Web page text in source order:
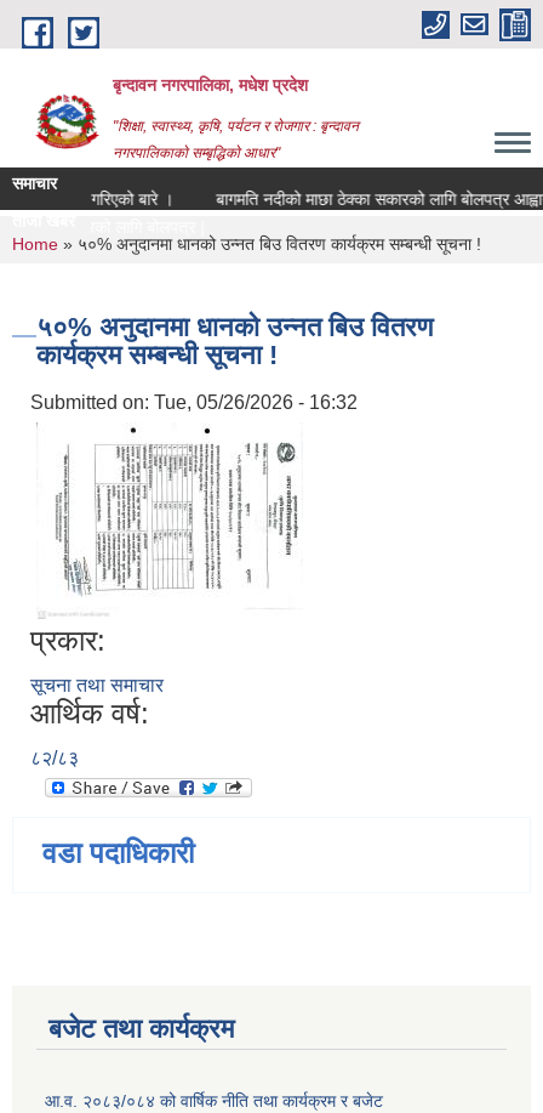
Skip to main content
बृन्दावन नगरपालिका, मधेश प्रदेश
"शिक्षा, स्वास्थ्य, कृषि, पर्यटन र रोजगार : बृन्दावन
नगरपालिकाको सम्बृद्धिको आधार"
समाचार
गरिएको बारे ।
बागमति नदीको माछा ठेक्का सकारको लागि बोलपत्र
You are here
Home » ५०% अनुदानमा धानको उन्नत बिउ वितरण कार्यक्रम सम्बन्धी सूचना !
५०% अनुदानमा धानको उन्नत बिउ वितरण
कार्यक्रम सम्बन्धी सूचना !
Submitted on: Tue, 05/26/2026 - 16:32
प्रकार:
सूचना तथा समाचार
आर्थिक वर्ष:
८२/८३
वडा पदाधिकारी
बजेट तथा कार्यक्रम
आ.व. २०८३/०८४ को वार्षिक नीति तथा कार्यक्रम र बजेट